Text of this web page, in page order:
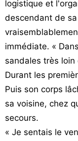
logistique et
descendant de
immédiate. «
sandales très
Durant les
Puis son corps
sa voisine, chez
secours.
« Je sentais le